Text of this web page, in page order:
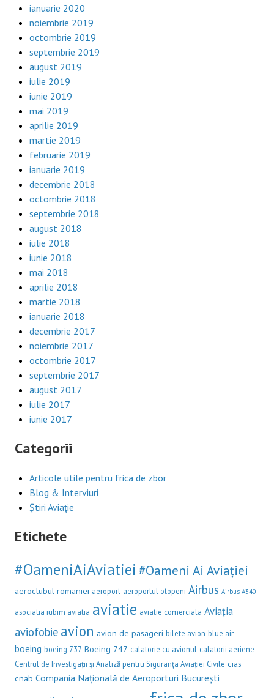
ianuarie 2020
noiembrie 2019
octombrie 2019
septembrie 2019
august 2019
iulie 2019
iunie 2019
mai 2019
aprilie 2019
martie 2019
februarie 2019
ianuarie 2019
decembrie 2018
octombrie 2018
septembrie 2018
august 2018
iulie 2018
iunie 2018
mai 2018
aprilie 2018
martie 2018
ianuarie 2018
decembrie 2017
noiembrie 2017
octombrie 2017
septembrie 2017
august 2017
iulie 2017
iunie 2017
Categorii
Articole utile pentru frica de zbor
Blog & Interviuri
Știri Aviație
Etichete
#OameniAiAviatiei #Oameni Ai Aviației
aeroclubul romaniei aeroport aeroportul otopeni Airbus Airbus A340
asociatia iubim aviatia aviatie aviatie comerciala Aviația
aviofobie avion avion de pasageri bilete avion blue air
boeing boeing 737 Boeing 747 calatorie cu avionul calatorii aeriene
Centrul de Investigații și Analiză pentru Siguranța Aviației Civile cias
cnab Compania Națională de Aeroporturi București